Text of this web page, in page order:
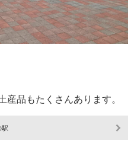
産品もたくさんあります。
駅